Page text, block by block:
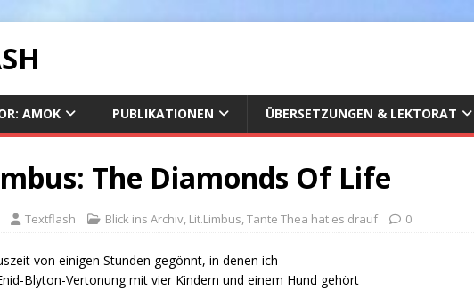
AMOK PUBLIKATIONEN ÜBERSETZUNGEN & LEKTORAT
The Diamonds Of Life
Textflash Blick ins Archiv, Lit.Limbus,Tante Thea hat es drauf 0
von einigen Stunden gegönnt, in denen ich
Blyton-Vertonung mit vier Kindern und einem Hund gehört